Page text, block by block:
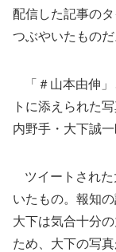
配信した記事の
つぶやいたものだ
「＃山本由伸」
トに添えられた
内野手・大下誠一
ツイートされた
いたもの。報知
大下は気合十分
ため、大下の写真